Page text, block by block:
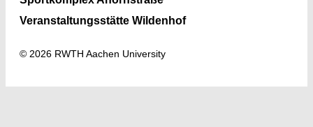
Veranstaltungsstätte Wildenhof
© 2026 RWTH Aachen University